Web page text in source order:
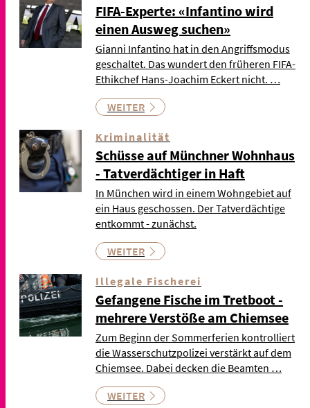
FIFA-Experte: «Infantino wird
einen Ausweg suchen»
Gianni Infantino hat in den Angriffsmodus
geschaltet. Das wundert den früheren FIFA-
Ethikchef Hans-Joachim Eckert nicht. …
WEITER
Kriminalität
Schüsse auf Münchner Wohnhaus
- Tatverdächtiger in Haft
In München wird in einem Wohngebiet auf
ein Haus geschossen. Der Tatverdächtige
entkommt - zunächst.
WEITER
Illegale Fischerei
Gefangene Fische im Tretboot -
mehrere Verstöße am Chiemsee
Zum Beginn der Sommerferien kontrolliert
die Wasserschutzpolizei verstärkt auf dem
Chiemsee. Dabei decken die Beamten …
WEITER